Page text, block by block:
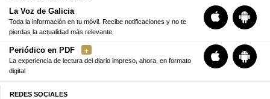
La Voz de Galicia
Toda la información en tu móvil. Recibe notificaciones y no te
pierdas la actualidad más relevante
Periódico en PDF
La experiencia de lectura del diario impreso, ahora, en formato
digital
REDES SOCIALES